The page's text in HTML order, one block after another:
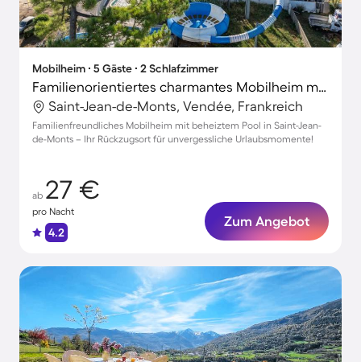
Mobilheim ∙ 5 Gäste ∙ 2 Schlafzimmer
Familienorientiertes charmantes Mobilheim mit Terrasse und beheiztem Pool
Saint-Jean-de-Monts, Vendée, Frankreich
Familienfreundliches Mobilheim mit beheiztem Pool in Saint-Jean-
de-Monts – Ihr Rückzugsort für unvergessliche Urlaubsmomente!
ab 27 €
pro Nacht
4.2
Zum Angebot